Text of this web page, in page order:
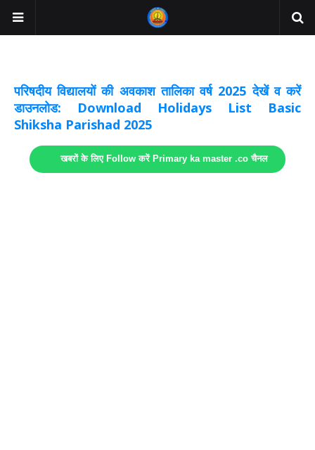
परिषदीय विद्यालयों की अवकाश तालिका वर्ष 2025 देखें व करें
डाउनलोड: Download Holidays List Basic
Shiksha Parishad 2025
खबरों के लिए Follow करें Primary ka master .co चैनल